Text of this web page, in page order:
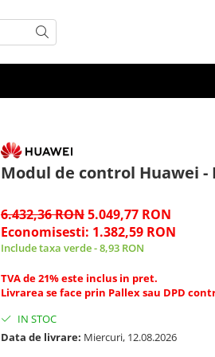
Modul de control Huawei -
6.432,36 RON5.049,77 RON
Economisesti: 1.382,59 RON
Include taxa verde - 8,93 RON
TVA de 21% este inclus in pret.
Livrarea se face prin Pallex sau DPD
IN STOC
Data de livrare: Miercuri, 12.08.2026